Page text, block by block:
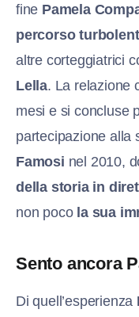
fine Pamela
percorso
altre corteggiatrici
Lella. La relazione
mesi e si concluse
partecipazione alla
Famosi nel 2010,
della storia in
non poco la sua
Sento ancora
Di quell’esperienza